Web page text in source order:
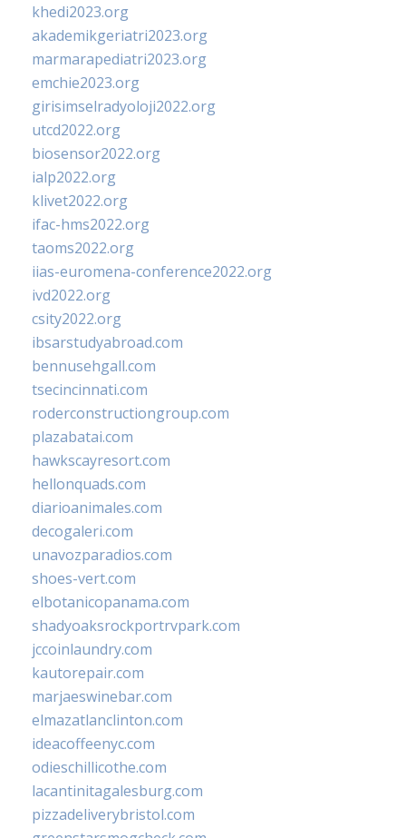
khedi2023.org
akademikgeriatri2023.org
marmarapediatri2023.org
emchie2023.org
girisimselradyoloji2022.org
utcd2022.org
biosensor2022.org
ialp2022.org
klivet2022.org
ifac-hms2022.org
taoms2022.org
iias-euromena-conference2022.org
ivd2022.org
csity2022.org
ibsarstudyabroad.com
bennusehgall.com
tsecincinnati.com
roderconstructiongroup.com
plazabatai.com
hawkscayresort.com
hellonquads.com
diarioanimales.com
decogaleri.com
unavozparadios.com
shoes-vert.com
elbotanicopanama.com
shadyoaksrockportrvpark.com
jccoinlaundry.com
kautorepair.com
marjaeswinebar.com
elmazatlanclinton.com
ideacoffeenyc.com
odieschillicothe.com
lacantinitagalesburg.com
pizzadeliverybristol.com